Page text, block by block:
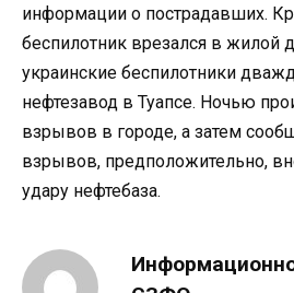
информации о пострадавших.
беспилотник врезался в жилой
украинские беспилотники
нефтезавод в Туапсе. Ночью
взрывов в городе, а затем
взрывов, предположительно,
удару нефтебаза.